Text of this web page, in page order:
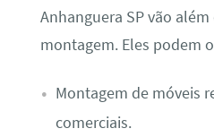
Anhanguera SP vão
montagem. Eles podem
Montagem de móveis
comerciais.